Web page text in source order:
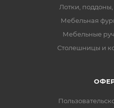
Лотки,
Мебельная
Мебельные
Столешницы и